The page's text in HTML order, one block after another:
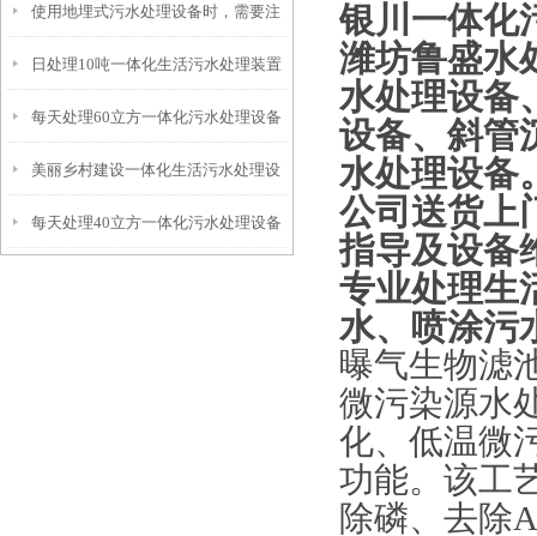
使用地埋式污水处理设备时，需要注
意以下事项
日处理10吨一体化生活污水处理装置
每天处理60立方一体化污水处理设备
美丽乡村建设一体化生活污水处理设
备
每天处理40立方一体化污水处理设备
银川一体化
潍坊鲁盛水
水处理设备
设备、斜管
水处理设备
公司送货上
指导及设备
专业处理生
水、喷涂污
曝气生物滤
微污染源水
化、低温微
功能。该工
除磷、去除